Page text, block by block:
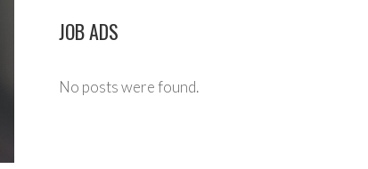
JOB ADS
No posts were found.